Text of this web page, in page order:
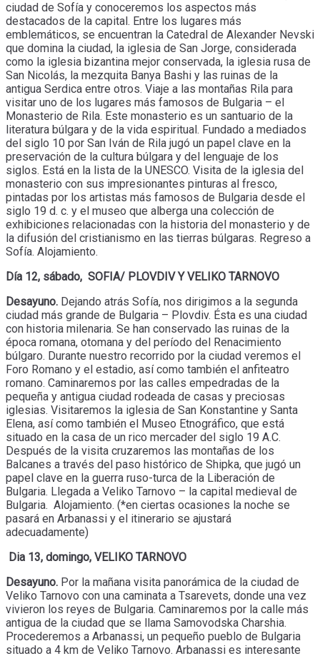
ciudad de Sofía y conoceremos los aspectos más
destacados de la capital. Entre los lugares más
emblemáticos, se encuentran la Catedral de Alexander Nevski
que domina la ciudad, la iglesia de San Jorge, considerada
como la iglesia bizantina mejor conservada, la iglesia rusa de
San Nicolás, la mezquita Banya Bashi y las ruinas de la
antigua Serdica entre otros. Viaje a las montañas Rila para
visitar uno de los lugares más famosos de Bulgaria – el
Monasterio de Rila. Este monasterio es un santuario de la
literatura búlgara y de la vida espiritual. Fundado a mediados
del siglo 10 por San Iván de Rila jugó un papel clave en la
preservación de la cultura búlgara y del lenguaje de los
siglos. Está en la lista de la UNESCO. Visita de la iglesia del
monasterio con sus impresionantes pinturas al fresco,
pintadas por los artistas más famosos de Bulgaria desde el
siglo 19 d. c. y el museo que alberga una colección de
exhibiciones relacionadas con la historia del monasterio y de
la difusión del cristianismo en las tierras búlgaras. Regreso a
Sofía. Alojamiento.
Día 12, sábado, SOFIA/ PLOVDIV Y VELIKO TARNOVO
Desayuno. Dejando atrás Sofía, nos dirigimos a la segunda
ciudad más grande de Bulgaria – Plovdiv. Ésta es una ciudad
con historia milenaria. Se han conservado las ruinas de la
época romana, otomana y del período del Renacimiento
búlgaro. Durante nuestro recorrido por la ciudad veremos el
Foro Romano y el estadio, así como también el anfiteatro
romano. Caminaremos por las calles empedradas de la
pequeña y antigua ciudad rodeada de casas y preciosas
iglesias. Visitaremos la iglesia de San Konstantine y Santa
Elena, así como también el Museo Etnográfico, que está
situado en la casa de un rico mercader del siglo 19 A.C.
Después de la visita cruzaremos las montañas de los
Balcanes a través del paso histórico de Shipka, que jugó un
papel clave en la guerra ruso-turca de la Liberación de
Bulgaria. Llegada a Veliko Tarnovo – la capital medieval de
Bulgaria. Alojamiento. (*en ciertas ocasiones la noche se
pasará en Arbanassi y el itinerario se ajustará
adecuadamente)
Dia 13, domingo, VELIKO TARNOVO
Desayuno. Por la mañana visita panorámica de la ciudad de
Veliko Tarnovo con una caminata a Tsarevets, donde una vez
vivieron los reyes de Bulgaria. Caminaremos por la calle más
antigua de la ciudad que se llama Samovodska Charshia.
Procederemos a Arbanassi, un pequeño pueblo de Bulgaria
situado a 4 km de Veliko Tarnovo. Arbanassi es interesante